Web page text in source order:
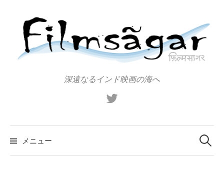
プ
深遠なるインド映画の海へ
メニュー
検
索: